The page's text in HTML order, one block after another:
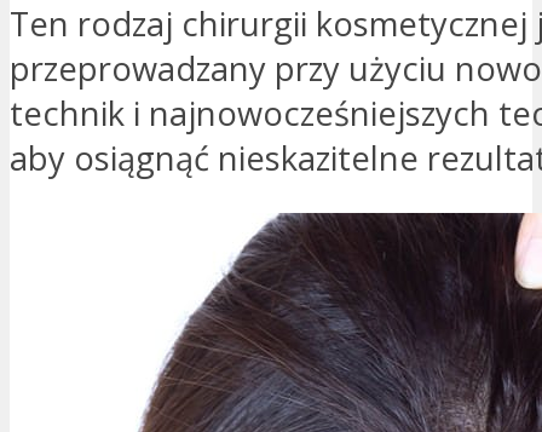
Ten rodzaj chirurgii
przeprowadzany przy użyciu
technik i najnowocześniejszych
aby osiągnąć nieskazitelne